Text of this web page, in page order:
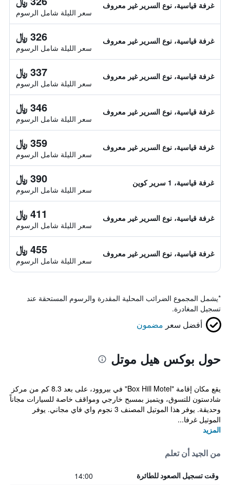
غرفة قياسية، نوع السرير غير معروف
سعر الليلة شامل الرسوم
غرفة قياسية، نوع السرير غير معروف 326 ﷼
سعر الليلة شامل الرسوم
غرفة قياسية، نوع السرير غير معروف 337 ﷼
سعر الليلة شامل الرسوم
غرفة قياسية، نوع السرير غير معروف 346 ﷼
سعر الليلة شامل الرسوم
غرفة قياسية، نوع السرير غير معروف 359 ﷼
سعر الليلة شامل الرسوم
غرفة قياسية، 1 سرير كوين 390 ﷼
سعر الليلة شامل الرسوم
غرفة قياسية، نوع السرير غير معروف 411 ﷼
سعر الليلة شامل الرسوم
غرفة قياسية، نوع السرير غير معروف 455 ﷼
سعر الليلة شامل الرسوم
*يشمل المجموع الضرائب المحلية المقدرة والرسوم المستحقة عند
تسجيل المغادرة.
أفضل سعر مضمون
حول بوكس هيل موتل
يقع مكان إقامة "Box Hill Motel" في بيروود، على بعد 8.3 كم من مركز
شادستون للتسوق، ويتميز بمسبح خارجي ومواقف خاصة للسيارات مجاناً
وحديقة. يوفر هذا الموتيل المصنف 3 نجوم واي فاي مجاني. يوفر
الموتيل غرفا...
المزيد
من الجيد أن تعلم
وقت تسجيل الصعود للطائرة 14:00